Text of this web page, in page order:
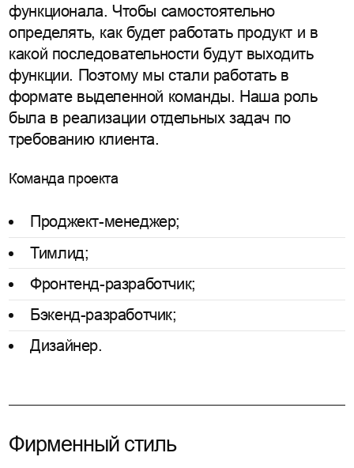
функционала. Чтобы самостоятельно
определять, как будет работать продукт и в
какой последовательности будут выходить
функции. Поэтому мы стали работать в
формате выделенной команды. Наша роль
была в реализации отдельных задач по
требованию клиента.
Команда проекта
Проджект-менеджер;
Тимлид;
Фронтенд-разработчик;
Бэкенд-разработчик;
Дизайнер.
Фирменный стиль